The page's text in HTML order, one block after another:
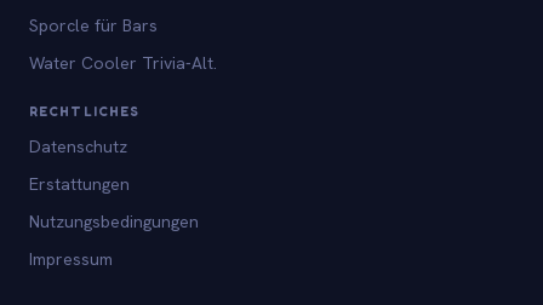
Sporcle für Bars
Water Cooler Trivia-Alt.
RECHTLICHES
Datenschutz
Erstattungen
Nutzungsbedingungen
Impressum